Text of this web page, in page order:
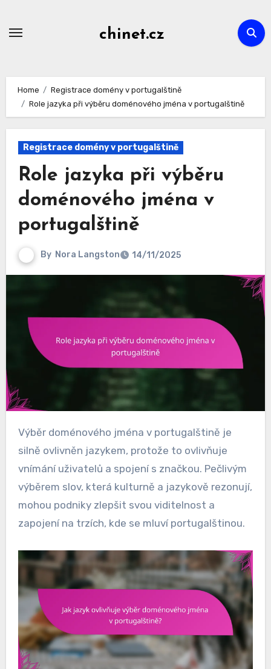
chinet.cz
Home
Registrace domény v portugalštině
Role jazyka při výběru doménového jména v portugalštině
Registrace domény v portugalštině
Role jazyka při výběru
doménového jména v
portugalštině
By Nora Langston 14/11/2025
Výběr doménového jména v portugalštině je
silně ovlivněn jazykem, protože to ovlivňuje
vnímání uživatelů a spojení s značkou. Pečlivým
výběrem slov, která kulturně a jazykově rezonují,
mohou podniky zlepšit svou viditelnost a
zapojení na trzích, kde se mluví portugalštinou.